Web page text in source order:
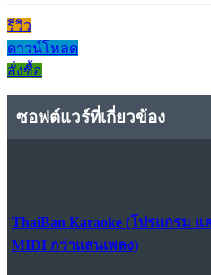
รีวิว
ดาวน์โหลด
สั่งซื้อ
ซอฟต์แวร์ที่เกี่ยวข้อง
ThaiBan Karaoke (โปรแกรม
MIDI กว่าแสนเพลง)